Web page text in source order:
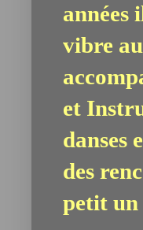
années
vibre
et
danses
des
petit un